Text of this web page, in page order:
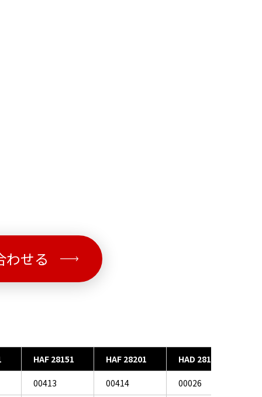
わせる
HAF 28151 HAF 28201 HAD 28100
00413 00414 00026